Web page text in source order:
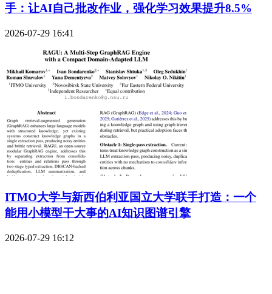
手：让AI自己批改作业，强化学习效果提升8.5%
2026-07-29 16:41
ITMO大学与新西伯利亚国立大学联手打造：一个
能用小模型干大事的AI知识图谱引擎
2026-07-29 16:12